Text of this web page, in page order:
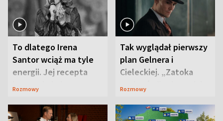
To dlatego Irena
Santor wciąż ma tyle
energii. Jej recepta
jest zaskakująco
Rozmowy
Tak wyglądał pierwszy
plan Gelnera i
Cieleckiej. „Zatoka
szpiegów” od razu ich
Rozmowy